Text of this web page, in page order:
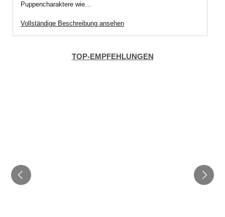
Puppencharaktere wie…
Vollständige Beschreibung ansehen
TOP-EMPFEHLUNGEN